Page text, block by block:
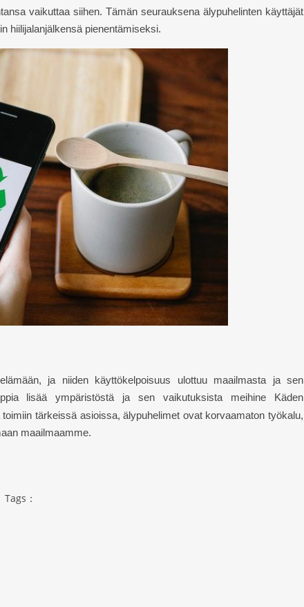
vaikuttaa siihen. Tämän seurauksena älypuhelinten käyttäjät
hiilijalanjälkensä pienentämiseksi.
ja niiden käyttökelpoisuus ulottuu maailmasta ja sen
lisää ympäristöstä ja sen vaikutuksista meihine Käden
tärkeissä asioissa, älypuhelimet ovat korvaamaton työkalu,
maailmaamme.
Tags：